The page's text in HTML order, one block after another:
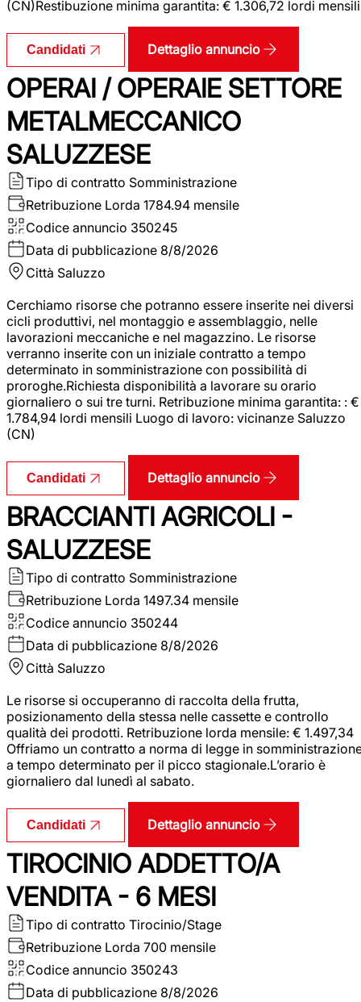
(CN)Restibuzione minima garantita: € 1.306,72 lordi mensili
Candidati Dettaglio annuncio
OPERAI / OPERAIE SETTORE
METALMECCANICO
SALUZZESE
Tipo di contratto Somministrazione
Retribuzione Lorda 1784.94 mensile
Codice annuncio 350245
Data di pubblicazione 8/8/2026
Città Saluzzo
Cerchiamo risorse che potranno essere inserite nei diversi
cicli produttivi, nel montaggio e assemblaggio, nelle
lavorazioni meccaniche e nel magazzino. Le risorse
verranno inserite con un iniziale contratto a tempo
determinato in somministrazione con possibilità di
proroghe.Richiesta disponibilità a lavorare su orario
giornaliero o sui tre turni. Retribuzione minima garantita: : €
1.784,94 lordi mensili Luogo di lavoro: vicinanze Saluzzo
(CN)
Candidati Dettaglio annuncio
BRACCIANTI AGRICOLI -
SALUZZESE
Tipo di contratto Somministrazione
Retribuzione Lorda 1497.34 mensile
Codice annuncio 350244
Data di pubblicazione 8/8/2026
Città Saluzzo
Le risorse si occuperanno di raccolta della frutta,
posizionamento della stessa nelle cassette e controllo
qualità dei prodotti. Retribuzione lorda mensile: € 1.497,34
Offriamo un contratto a norma di legge in
a tempo determinato per il picco stagionale.L’orario è
giornaliero dal lunedì al sabato.
Candidati Dettaglio annuncio
TIROCINIO ADDETTO/A
VENDITA - 6 MESI
Tipo di contratto Tirocinio/Stage
Retribuzione Lorda 700 mensile
Codice annuncio 350243
Data di pubblicazione 8/8/2026